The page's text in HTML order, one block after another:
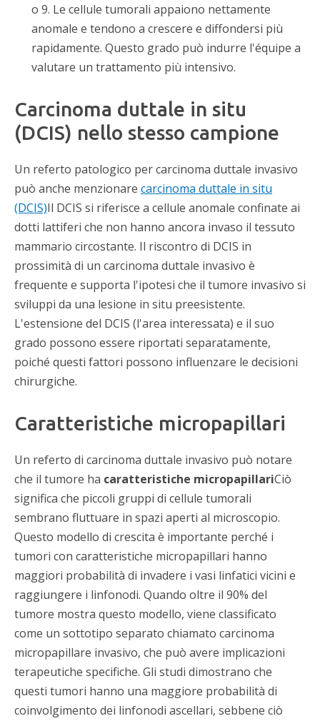
o 9. Le cellule tumorali appaiono nettamente
anomale e tendono a crescere e diffondersi più
rapidamente. Questo grado può indurre l'équipe a
valutare un trattamento più intensivo.
Carcinoma duttale in situ
(DCIS) nello stesso campione
Un referto patologico per carcinoma duttale invasivo
può anche menzionare carcinoma duttale in situ
(DCIS)Il DCIS si riferisce a cellule anomale confinate ai
dotti lattiferi che non hanno ancora invaso il tessuto
mammario circostante. Il riscontro di DCIS in
prossimità di un carcinoma duttale invasivo è
frequente e supporta l'ipotesi che il tumore invasivo si
sviluppi da una lesione in situ preesistente.
L'estensione del DCIS (l'area interessata) e il suo
grado possono essere riportati separatamente,
poiché questi fattori possono influenzare le decisioni
chirurgiche.
Caratteristiche micropapillari
Un referto di carcinoma duttale invasivo può notare
che il tumore ha caratteristiche micropapillariCiò
significa che piccoli gruppi di cellule tumorali
sembrano fluttuare in spazi aperti al microscopio.
Questo modello di crescita è importante perché i
tumori con caratteristiche micropapillari hanno
maggiori probabilità di invadere i vasi linfatici vicini e
raggiungere i linfonodi. Quando oltre il 90% del
tumore mostra questo modello, viene classificato
come un sottotipo separato chiamato carcinoma
micropapillare invasivo, che può avere implicazioni
terapeutiche specifiche. Gli studi dimostrano che
questi tumori hanno una maggiore probabilità di
coinvolgimento dei linfonodi ascellari, sebbene ciò